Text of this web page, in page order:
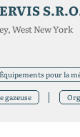
West New York
Équipements pour la
gazeuse